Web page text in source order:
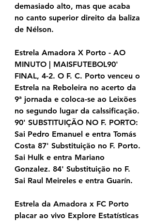
demasiado alto, mas que acaba
no canto superior direito da baliza
de Nélson.
Estrela Amadora X Porto - AO
MINUTO | MAISFUTEBOL90'
FINAL, 4-2. O F. C. Porto venceu o
Estrela na Reboleira no acerto da
9ª jornada e coloca-se ao Leixões
no segundo lugar da calssificação.
90' SUBSTITUIÇÃO NO F. PORTO:
Sai Pedro Emanuel e entra Tomás
Costa 87' Substituição no F. Porto.
Sai Hulk e entra Mariano
Gonzalez. 84' Substituição no F.
Sai Raul Meireles e entra Guarín.
Estrela da Amadora x FC Porto
placar ao vivo Explore Estatísticas